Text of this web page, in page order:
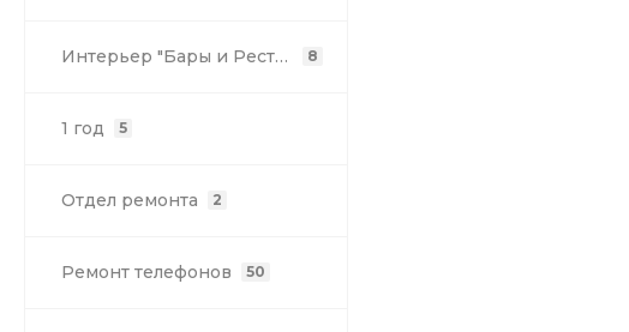
Интерьер "Бары и Рестораны" 8
1 год 5
Отдел ремонта 2
Ремонт телефонов 50